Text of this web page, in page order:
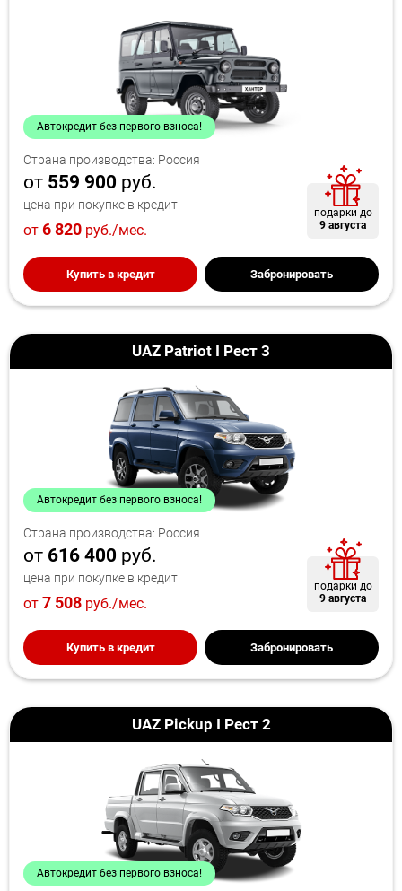
Автокредит без первого взноса!
Страна производства: Россия
от 559 900 руб.
цена при покупке в кредит
от 6 820 руб./мес.
подарки до
9 августа
Купить в кредит Забронировать
UAZ Patriot I Рест 3
Автокредит без первого взноса!
Страна производства: Россия
от 616 400 руб.
цена при покупке в кредит
от 7 508 руб./мес.
подарки до
9 августа
Купить в кредит Забронировать
UAZ Pickup I Рест 2
Автокредит без первого взноса!